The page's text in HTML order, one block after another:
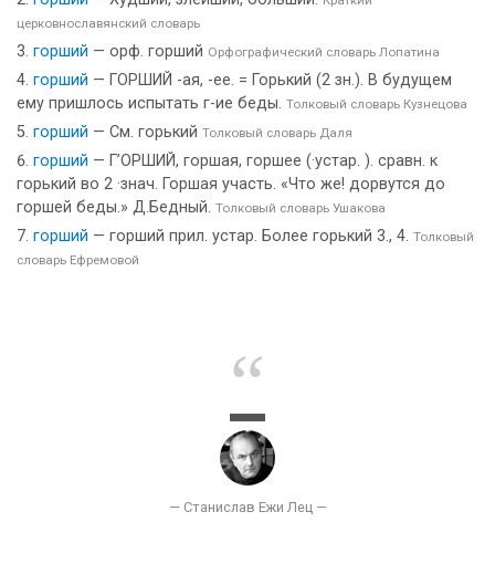
церковнославянский словарь
горший — орф. горший Орфографический словарь Лопатина
горший — ГОРШИЙ -ая, -ее. = Горький (2 зн.). В будущем
ему пришлось испытать г-ие беды. Толковый словарь Кузнецова
горший — См. горький Толковый словарь Даля
горший — Г’ОРШИЙ, горшая, горшее (·устар. ). сравн. к
горький во 2 ·знач. Горшая участь. «Что же! дорвутся до
горшей беды.» Д.Бедный. Толковый словарь Ушакова
горший — горший прил. устар. Более горький 3., 4. Толковый
словарь Ефремовой